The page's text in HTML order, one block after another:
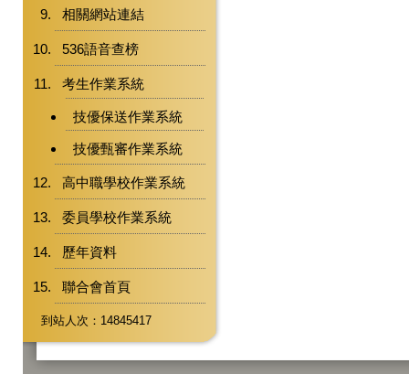
相關網站連結
536語音查榜
考生作業系統
技優保送作業系統
技優甄審作業系統
高中職學校作業系統
委員學校作業系統
歷年資料
聯合會首頁
到站人次：14845417